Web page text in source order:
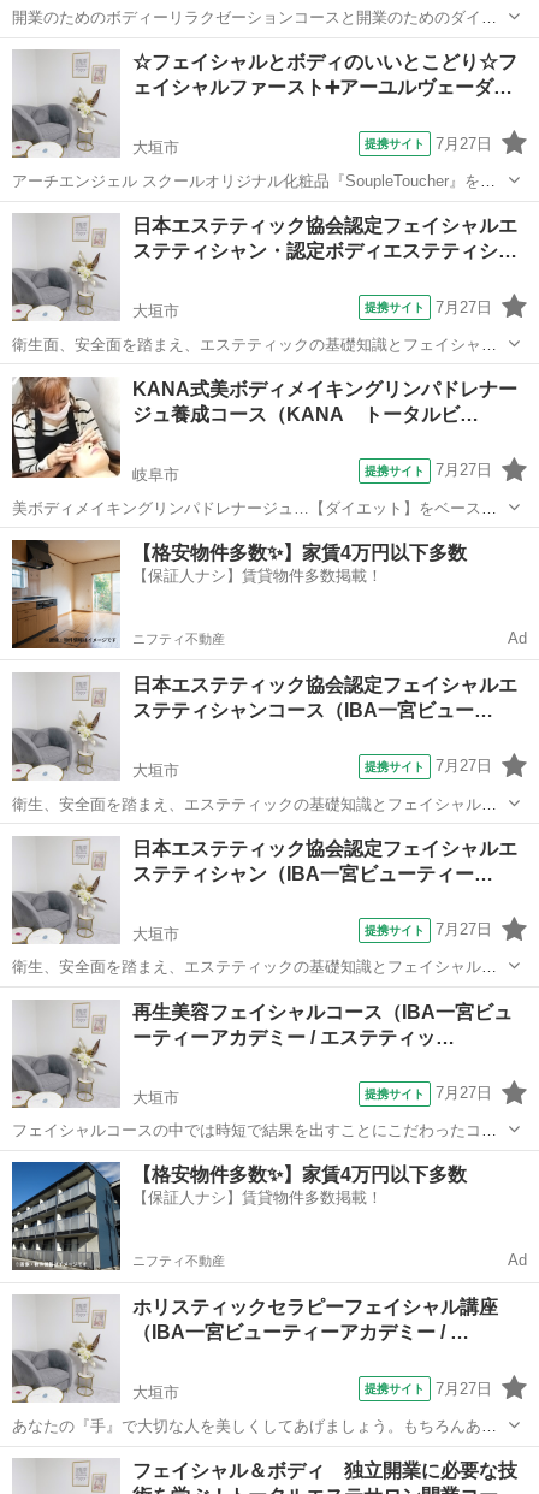
開業のためのボディーリラクゼーションコースと開業のためのダイエ
ット痩身コースに美容機器を組み合わせたトリートメント術の全てが
学べボディーケア専門サロンを開業されるためのセットコースです。
リラクゼーションを目的に施す代表的...
岐阜 大垣市 エステ
☆フェイシャルとボディのいいとこどり☆フ
ェイシャルファースト➕アーユルヴェーダ…
大垣市 提携サイト 7月27日
アーチエンジェル スクールオリジナル化粧品『SoupleToucher』を使
用したラグジュアリーフェイシャル トリートメントコース 60 分の知
識・技術が学べるコースです。 本物を望む女性のために出来上がった
オ ールハンドで...
岐阜 大垣市 エステ
日本エステティック協会認定フェイシャルエ
ステティシャン・認定ボディエステティシ…
大垣市 提携サイト 7月27日
衛生面、安全面を踏まえ、エステティックの基礎知識とフェイシャル
ケア、ボディケアの基礎を学びます。１０４時間のカリキュラムに取
り組み協会の受験資格が得られます。１００問の試験に対し、７０％
正解以上が合格とされますが、絶対合格を...
岐阜 大垣市 エステ
KANA式美ボディメイキングリンパドレナー
ジュ養成コース（KANA トータルビ…
岐阜市 提携サイト 7月27日
美ボディメイキングリンパドレナージュ…【ダイエット】をベースと
し、リンパドレナージュを学びます。 KANA式リンパドレナージュな
ので、スリミングエステ、バリエステ、アロマ、リンパドレナージ
ュ、整体、気功が全て融合されたオリジ...
岐阜 岐阜市 エステ
【格安物件多数✨】家賃4万円以下多数
【保証人ナシ】賃貸物件多数掲載！
ニフティ不動産 Ad
日本エステティック協会認定フェイシャルエ
ステティシャンコース（IBA一宮ビュー…
大垣市 提携サイト 7月27日
衛生、安全面を踏まえ、エステティックの基礎知識とフェイシャルケ
アの基礎を学びます。６０時間のカリキュラムに取り組み協会の受験
資格が得られます。８０問の試験に対し、７０％正解以上が合格とさ
れますが、絶対合格を目指します。
岐阜 大垣市 エステ
日本エステティック協会認定フェイシャルエ
ステティシャン（IBA一宮ビューティー…
大垣市 提携サイト 7月27日
衛生、安全面を踏まえ、エステティックの基礎知識とフェイシャルケ
アの基礎を学びます。６０時間のカリキュラムに取り組み協会の受験
資格が得られます。８０問の試験に対し、７０％正解以上が合格とさ
れますが、絶対合格を目指します。
岐阜 大垣市 エステ
再生美容フェイシャルコース（IBA一宮ビュ
ーティーアカデミー / エステティッ…
大垣市 提携サイト 7月27日
フェイシャルコースの中では時短で結果を出すことにこだわったコー
ス。再生医療美容で話題の成分（ヒト線維芽細胞順化培養液・エクソ
ソーム・NMN・CBDなど）を高濃度に含有した化粧商材を用いてオー
ルハンドの技術を学びます。スキンケ...
岐阜 大垣市 エステ
【格安物件多数✨】家賃4万円以下多数
【保証人ナシ】賃貸物件多数掲載！
ニフティ不動産 Ad
ホリスティックセラピーフェイシャル講座
（IBA一宮ビューティーアカデミー / …
大垣市 提携サイト 7月27日
あなたの『手』で大切な人を美しくしてあげましょう。もちろんあな
たの『き・れ・い』も手に入れられます。 理論ではどうして肌は老化
するのか？どうすれば美しい肌を長く保てるのか？既に老化した肌を
岐阜 大垣市 エステ
フェイシャル＆ボディ 独立開業に必要な技